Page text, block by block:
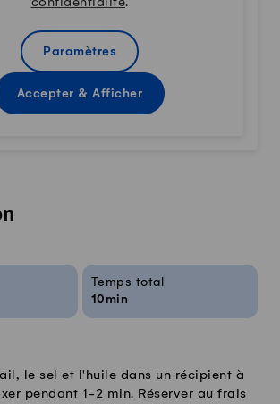
confidentialité.
Paramètres
Accepter & Afficher
Temps total
10min
le sel et l'huile dans un récipient à
pendant 1-2 min. Réserver au frais